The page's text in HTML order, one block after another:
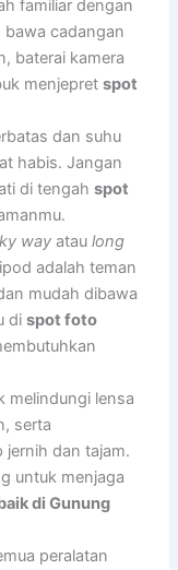
familiar dengan
bawa cadangan
baterai kamera
menjepretspot
dan suhu
habis. Jangan
di tengahspot
way ataulong
adalah teman
mudah dibawa
dispot foto
melindungi lensa
serta
dan tajam.
untuk menjaga
di Gunung
peralatan